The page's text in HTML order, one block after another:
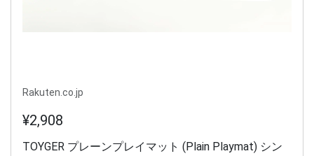
Rakuten.co.jp
¥2,908
TOYGER プレーンプレイマット (Plain Playmat) シン